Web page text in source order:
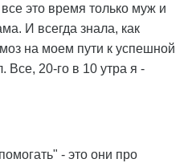
это время только муж и
И всегда знала, как
на моем пути к успешной
Все, 20-го в 10 утра я -
- это они про